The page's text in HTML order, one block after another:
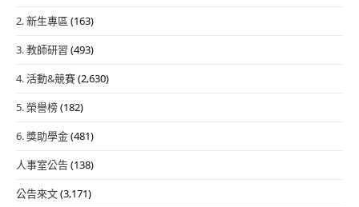
2. 新生專區 (163)
3. 教師研習 (493)
4. 活動&競賽(2,630)
5. 榮譽榜(182)
6. 獎助學金(481)
人事室公告(138)
公告來文(3,171)